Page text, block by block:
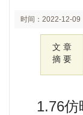
时间：2022-12-09
文 章
摘 要
1.76仿